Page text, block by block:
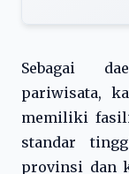
Sebagai
pariwisata,
memiliki
standar
provinsi dan